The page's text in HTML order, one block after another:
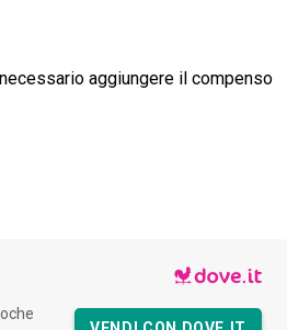
aggiungere il compenso